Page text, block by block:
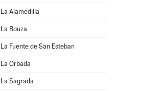
La Alamedilla
La Bouza
La Fuente de San Esteban
La Orbada
La Sagrada